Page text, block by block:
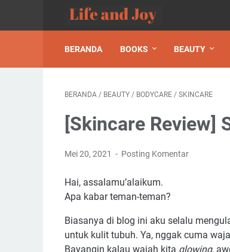
BERANDA BOOKS BEAUTY
BERANDA / BEAUTY / BODYCARE / SKINCARE
[Skincare Review]
Mei 20, 2021 Posting Komentar
Hai, assalamu’alaikum.
Apa kabar teman-teman?
Biasanya di blog ini aku selalu
untuk kulit tubuh. Ya, nggak cuma
Bayangin kalau wajah kita glowing,